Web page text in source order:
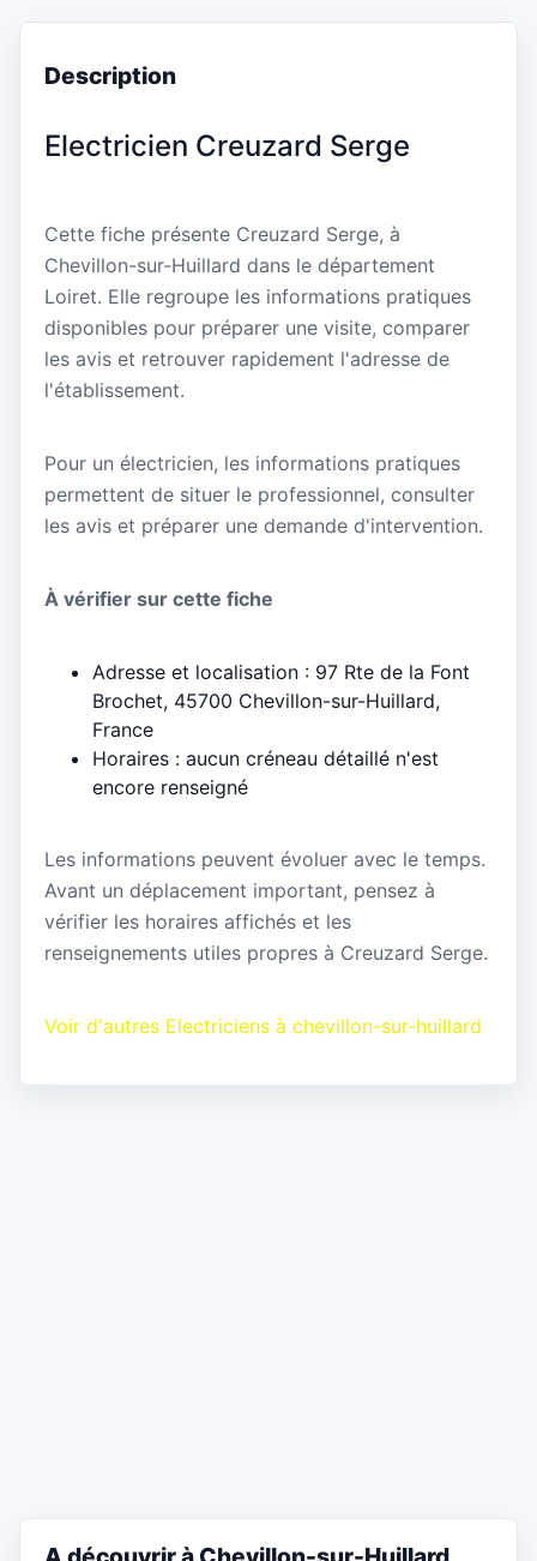
Description
Electricien Creuzard Serge
Cette fiche présente Creuzard Serge, à
Chevillon-sur-Huillard dans le département
Loiret. Elle regroupe les informations pratiques
disponibles pour préparer une visite, comparer
les avis et retrouver rapidement l'adresse de
l'établissement.
Pour un électricien, les informations pratiques
permettent de situer le professionnel, consulter
les avis et préparer une demande d'intervention.
À vérifier sur cette fiche
Adresse et localisation : 97 Rte de la Font
Brochet, 45700 Chevillon-sur-Huillard,
France
Horaires : aucun créneau détaillé n'est
encore renseigné
Les informations peuvent évoluer avec le temps.
Avant un déplacement important, pensez à
vérifier les horaires affichés et les
renseignements utiles propres à Creuzard Serge.
Voir d'autres Electriciens à chevillon-sur-huillard